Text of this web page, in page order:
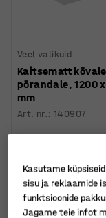
Veel valikuid
Kaitsematt kõvale
põrandale, 1200
mm
Art. nr.:140907
67 €
Kasutame
sisu ja reklaamide
funktsioonide
Jagame teie infot